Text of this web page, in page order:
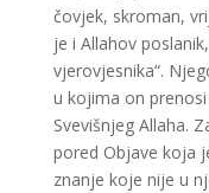
čovjek, skroman,
je i Allahov
vjerovjesnika“.
u kojima on
Svevišnjeg Allaha.
pored Objave koja
znanje koje nije u